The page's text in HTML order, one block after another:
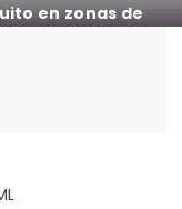
en zonas de